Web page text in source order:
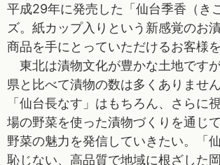
平成29年に発売した「仙台季香（き
ズ。紙カップ入りという新感覚のお
商品を手にとっていただけるお客様
東北は漬物文化が豊かな土地です
県と比べて漬物の数は多くありません
「仙台長なす」はもちろん、さらに
場の野菜を使った漬物づくりを通じ
野菜の魅力を発信していきたい。「
恥じない、高品質で地域に根ざした